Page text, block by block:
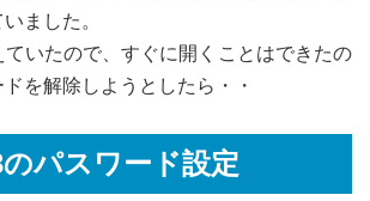
ました。
いたので、すぐに開くことはできたの
を解除しようとしたら・・
パスワード設定